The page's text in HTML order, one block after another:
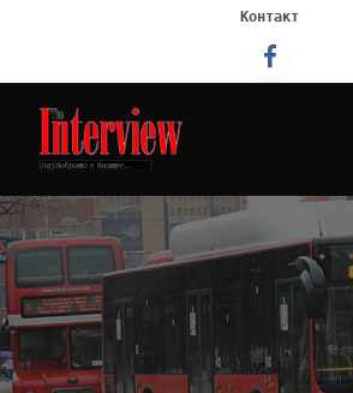
Контакт
Интервју